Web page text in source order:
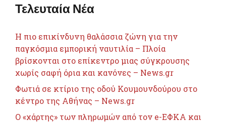
Τελευταία Νέα
Η πιο επικίνδυνη θαλάσσια ζώνη για την
παγκόσμια εμπορική ναυτιλία – Πλοία
βρίσκονται στο επίκεντρο μιας σύγκρουσης
χωρίς σαφή όρια και κανόνες – News.gr
Φωτιά σε κτίριο της οδού Κουμουνδούρου στο
κέντρο της Αθήνας – News.gr
Ο «χάρτης» των πληρωμών από τον e-ΕΦΚΑ και